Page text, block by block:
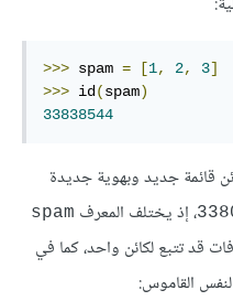
>>> spam = [1, 2, 3]
>>> id (spam)
33838544
قائمة جديد وبهوية جديدة
، إذ يختلف المعرف spam
قد تتبع لكائن واحد، كما في
لنفس القاموس: